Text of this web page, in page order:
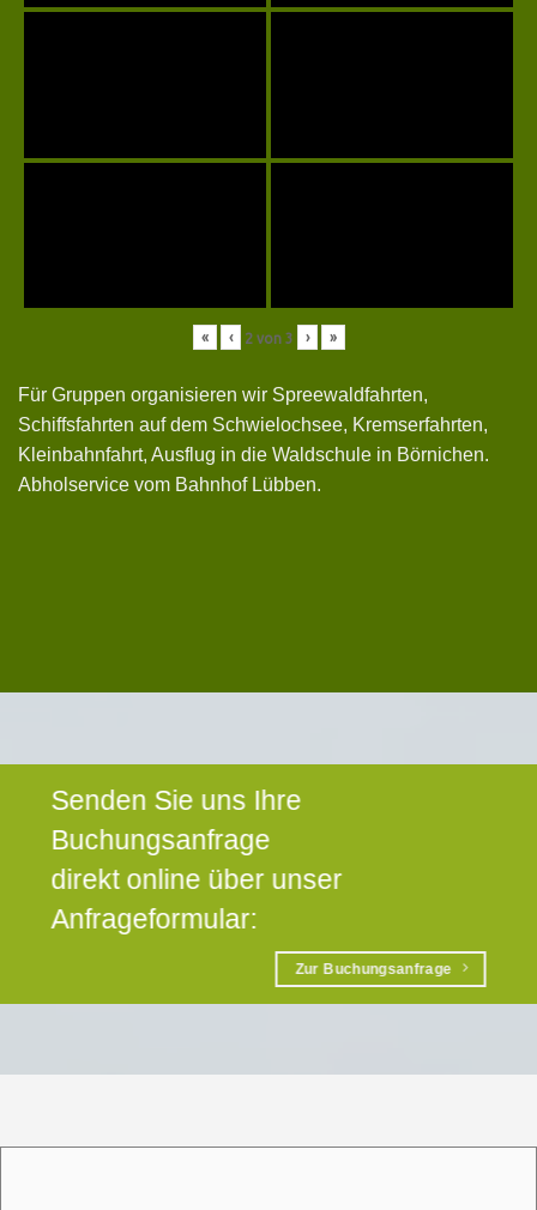
« ‹ 2von 3 › »
Für Gruppen organisieren wir Spreewaldfahrten,
Schiffsfahrten auf dem Schwielochsee, Kremserfahrten,
Kleinbahnfahrt, Ausflug in die Waldschule in Börnichen.
Abholservice vom Bahnhof Lübben.
Senden Sie uns Ihre
Buchungsanfrage
direkt online über unser
Anfrageformular:
Zur Buchungsanfrage